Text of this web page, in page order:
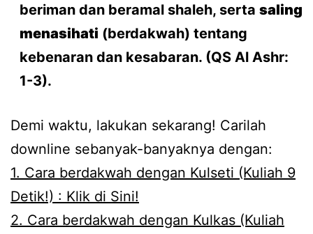
beriman dan beramal shaleh, serta saling
menasihati (berdakwah) tentang
kebenaran dan kesabaran. (QS Al Ashr:
1-3).
Demi waktu, lakukan sekarang! Carilah
downline sebanyak-banyaknya dengan:
1. Cara berdakwah dengan Kulseti (Kuliah 9
Detik!) : Klik di Sini!
2. Cara berdakwah dengan Kulkas (Kuliah